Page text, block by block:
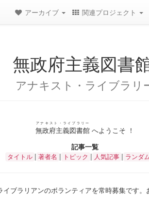
アーカイブ 関連プロジェクト
無政府主義図書
アナキスト・ライブラリ
無政府主義図書館
アナキスト・ライブラリー
へようこそ ！
記事一覧
タイトル | 著者名 | トピック | 人気記事 | ランダ
ブラリアンのボランティアを常時募集です。